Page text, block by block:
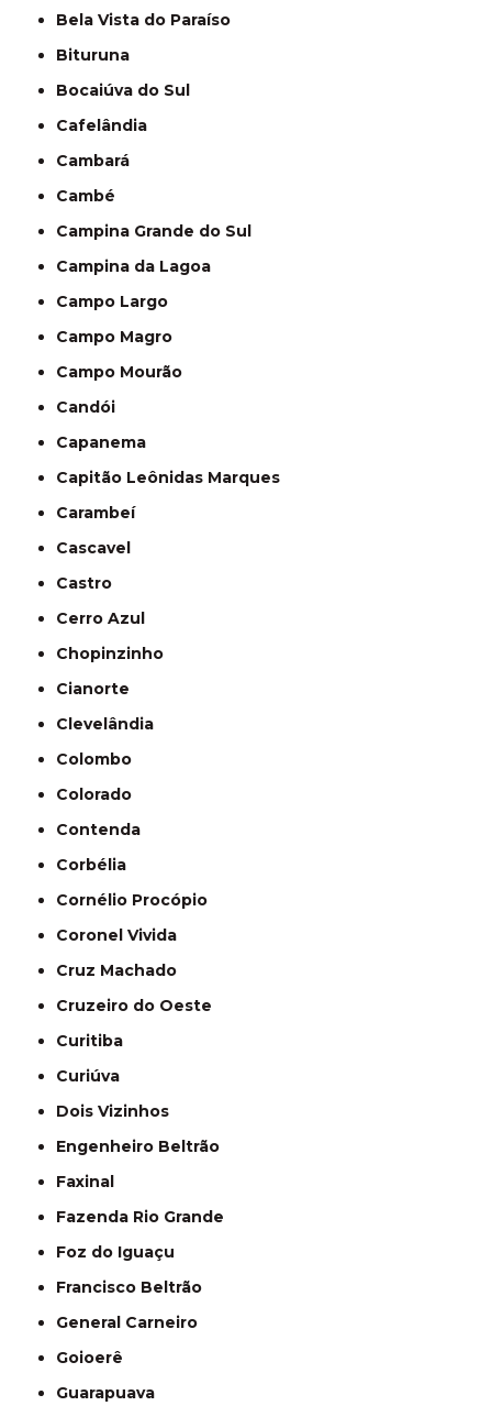
Bela Vista do Paraíso
Bituruna
Bocaiúva do Sul
Cafelândia
Cambará
Cambé
Campina Grande do Sul
Campina da Lagoa
Campo Largo
Campo Magro
Campo Mourão
Candói
Capanema
Capitão Leônidas Marques
Carambeí
Cascavel
Castro
Cerro Azul
Chopinzinho
Cianorte
Clevelândia
Colombo
Colorado
Contenda
Corbélia
Cornélio Procópio
Coronel Vivida
Cruz Machado
Cruzeiro do Oeste
Curitiba
Curiúva
Dois Vizinhos
Engenheiro Beltrão
Faxinal
Fazenda Rio Grande
Foz do Iguaçu
Francisco Beltrão
General Carneiro
Goioerê
Guarapuava